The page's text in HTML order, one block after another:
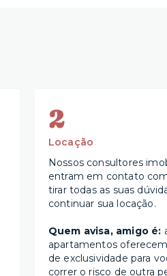
2
Locação
Nossos consultores
entram em contato
tirar todas as suas
continuar sua locação.
Quem avisa, amigo é:
apartamentos
de exclusividade para
correr o risco de outra